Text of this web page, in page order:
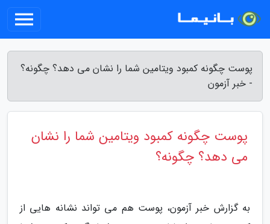
پوست چگونه کمبود ویتامین شما را نشان می دهد؟ چگونه؟
- خبر آزمون
پوست چگونه کمبود ویتامین شما را نشان
می دهد؟ چگونه؟
به گزارش خبر آزمون، پوست هم می تواند نشانه هایی از